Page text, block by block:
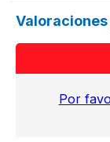
Por